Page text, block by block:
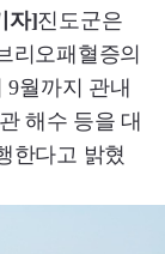
자]진도군은
리오패혈증의
월까지 관내
해수 등을 대
한다고 밝혔